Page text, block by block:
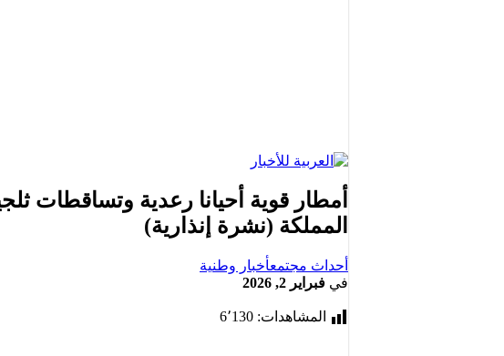
أمطار قوية أحيانا رعدية وتساقطات
المملكة (نشرة إنذارية)
أحداث مجتمعأخبار وطنية
في فبراير 2, 2026
المشاهدات: 6٬130